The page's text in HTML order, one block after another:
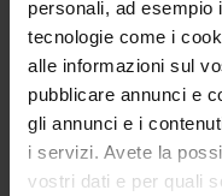
personali, ad esempio
tecnologie come i
alle informazioni sul
pubblicare annunci e
gli annunci e i
i servizi. Avete la
vostri dati e per quali
PARTECIPANTI AL
Paola Artoni
Professore a contratto